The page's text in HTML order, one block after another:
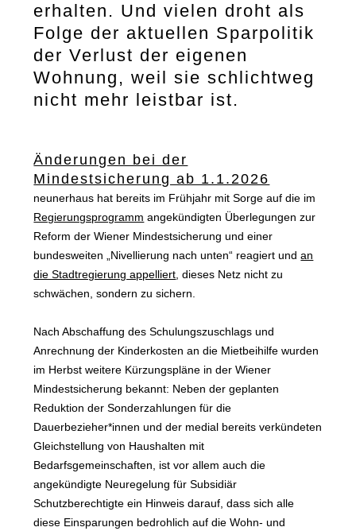
erhalten. Und vielen droht als
Folge der aktuellen Sparpolitik
der Verlust der eigenen
Wohnung, weil sie schlichtweg
nicht mehr leistbar ist.
Änderungen bei der
Mindestsicherung ab 1.1.2026
neunerhaus hat bereits im Frühjahr mit Sorge auf die im
Regierungsprogramm angekündigten Überlegungen zur
Reform der Wiener Mindestsicherung und einer
bundesweiten „Nivellierung nach unten“ reagiert undan
die Stadtregierung appelliert , dieses Netz nicht zu
schwächen, sondern zu sichern.
Nach Abschaffung des Schulungszuschlags und
Anrechnung der Kinderkosten an die Mietbeihilfe wurden
im Herbst weitere Kürzungspläne in der Wiener
Mindestsicherung bekannt: Neben der geplanten
Reduktion der Sonderzahlungen für die
Dauerbezieher*innen und der medial bereits verkündeten
Gleichstellung von Haushalten mit
Bedarfsgemeinschaften, ist vor allem auch die
angekündigte Neuregelung für Subsidiär
Schutzberechtigte ein Hinweis darauf, dass sich alle
diese Einsparungen bedrohlich auf die Wohn- und